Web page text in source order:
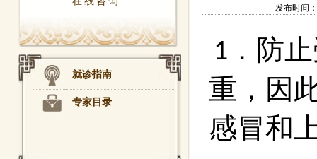
就诊指南
专家目录
发布时间
1 ．防
重，因
感冒和